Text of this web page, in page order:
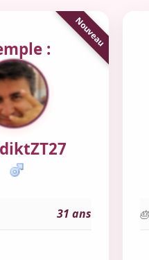
:
31 ans